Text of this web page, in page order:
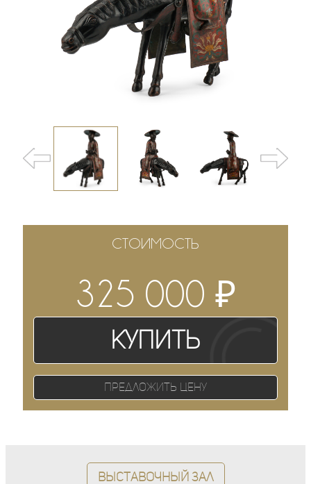
СТОИМОСТЬ
325 000 ₽
Купить
Предложить цену
Выставочный зал